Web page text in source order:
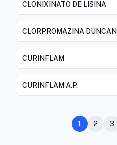
CLONIXINATO DE LISINA
CLORPROMAZINA DUNCAN
CURINFLAM
CURINFLAM A.P.
1 2 3